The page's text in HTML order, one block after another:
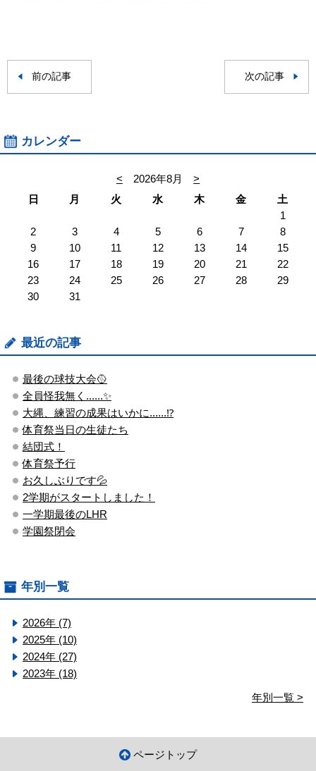
前の記事 次の記事
カレンダー
< 2026年8月
>
日
月 火 水 木 金
土
1
2
3 4 5 6 7
8
9
10 11 12 13 14
15
16
17 18 19 20 21
22
23
24 25 26 27 28
29
30
31
最近の記事
最後の球技大会🥎
全員怪我無く......✨
大縄、練習の成果はいかに......⁉
体育祭当日の生徒たち
結団式！
体育祭予行
お久しぶりです💦
2学期がスタートしました！
一学期最後のLHR
学園祭閉会
年別一覧
2026年 (7)
2025年 (10)
2024年 (27)
2023年 (18)
年別一覧 >
ページトップ